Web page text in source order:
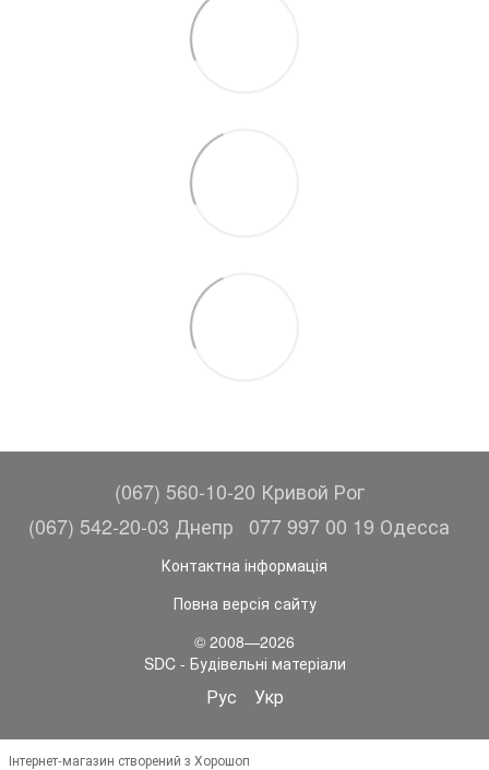
(067) 560-10-20 Кривой Рог
(067) 542-20-03 Днепр
077 997 00 19 Одесса
Контактна інформація
Повна версія сайту
© 2008—2026
SDC - Будівельні матеріали
Рус Укр
Інтернет-магазин створений з Хорошоп